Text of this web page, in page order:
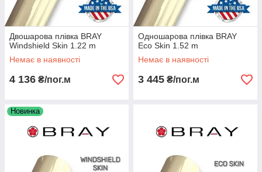
Двошарова плівка BRAY
Windshield Skin 1.22 m
Немає в наявності
4 136 ₴/пог.м
Одношарова плівка BRAY
Eco Skin 1.52 m
Немає в наявності
3 445 ₴/пог.м
Новинка